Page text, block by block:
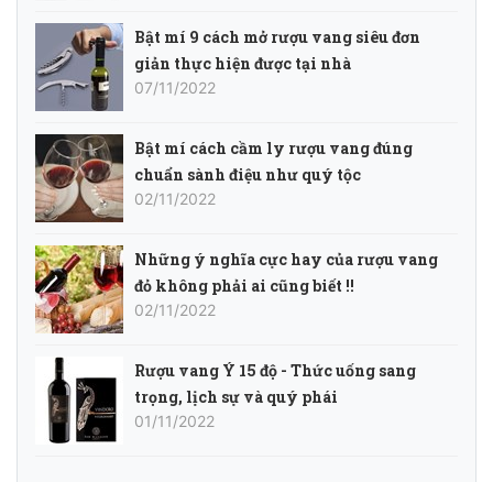
Bật mí 9 cách mở rượu vang siêu đơn
giản thực hiện được tại nhà
07/11/2022
Bật mí cách cầm ly rượu vang đúng
chuẩn sành điệu như quý tộc
02/11/2022
Những ý nghĩa cực hay của rượu vang
đỏ không phải ai cũng biết !!
02/11/2022
Rượu vang Ý 15 độ - Thức uống sang
trọng, lịch sự và quý phái
01/11/2022